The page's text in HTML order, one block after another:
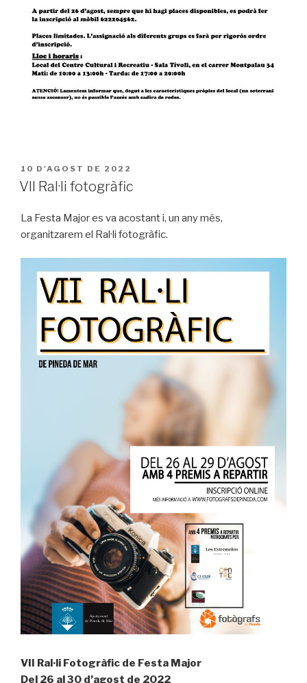
PUBLICAT
A
10 D'AGOST DE 2022
VII Ral·li fotogràfic
La Festa Major es va acostant i, un any més,
organitzarem el Ral·li fotogràfic.
VII Ral·li Fotogràfic de Festa Major
Del 26 al 30 d’agost de 2022